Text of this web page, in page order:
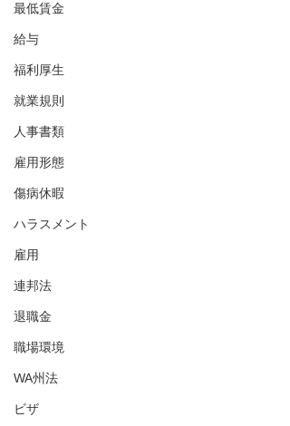
最低賃金
給与
福利厚生
就業規則
人事書類
雇用形態
傷病休暇
ハラスメント
雇用
連邦法
退職金
職場環境
WA州法
ビザ